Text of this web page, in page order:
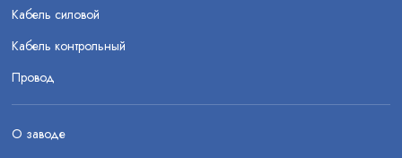
Кабель силовой
Кабель контрольный
Провод
О заводе